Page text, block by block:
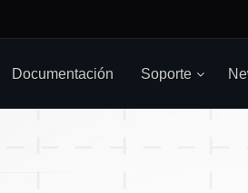
Documentación Soporte